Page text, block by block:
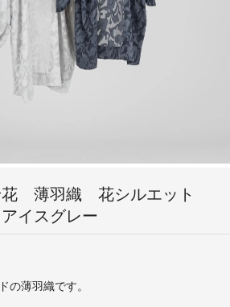
薄羽織 花シルエット
アイスグレー
の薄羽織です。